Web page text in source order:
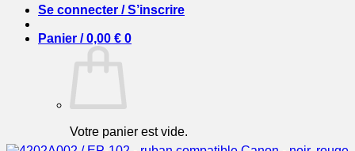
Se connecter / S’inscrire
Panier /0,00 € 0
Votre panier est vide.